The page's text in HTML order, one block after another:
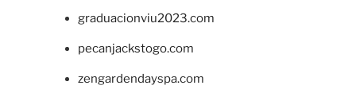
graduacionviu2023.com
pecanjackstogo.com
zengardendayspa.com